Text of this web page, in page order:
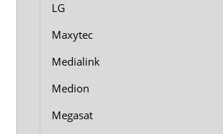
LG
Maxytec
Medialink
Medion
Megasat